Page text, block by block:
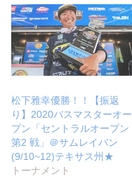
松下雅幸優勝！！【振返
り】2020バスマスターオー
プン「セントラルオープン
第2 戦」＠サムレイバン
(9/10~12)テキサス州★
トーナメント